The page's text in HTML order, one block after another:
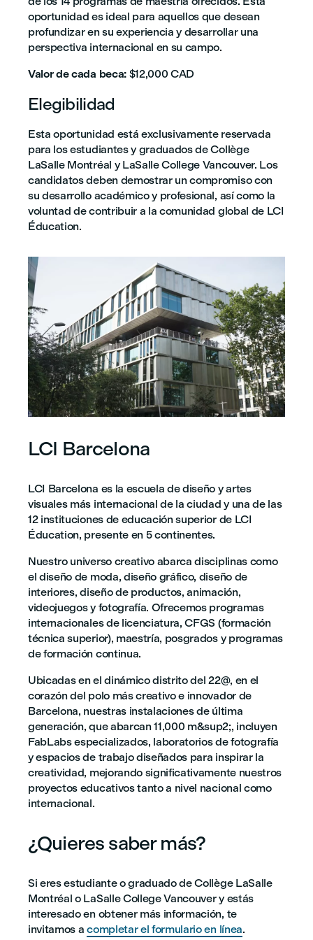
oportunidad es ideal para aquellos que desean
profundizar en su experiencia y desarrollar una
perspectiva internacional en su campo.
Valor de cada beca:$12,000 CAD
Elegibilidad
Esta oportunidad está exclusivamente reservada
para los estudiantes y graduados de Collège
LaSalle Montréal y LaSalle College Vancouver. Los
candidatos deben demostrar un compromiso con
su desarrollo académico y profesional, así como la
voluntad de contribuir a la comunidad global de LCI
Éducation.
LCI Barcelona
LCI Barcelona es la escuela de diseño y artes
visuales más internacional de la ciudad y una de las
12 instituciones de educación superior de LCI
Éducation, presente en 5 continentes.
Nuestro universo creativo abarca disciplinas como
el diseño de moda, diseño gráfico, diseño de
interiores, diseño de productos, animación,
videojuegos y fotografía. Ofrecemos programas
internacionales de licenciatura, CFGS (formación
técnica superior), maestría, posgrados y programas
de formación continua.
Ubicadas en el dinámico distrito del 22@, en el
corazón del polo más creativo e innovador de
Barcelona, nuestras instalaciones de última
generación, que abarcan 11,000 m&sup2;, incluyen
FabLabs especializados, laboratorios de fotografía
y espacios de trabajo diseñados para inspirar la
creatividad, mejorando significativamente nuestros
proyectos educativos tanto a nivel nacional como
internacional.
¿Quieres saber más?
Si eres estudiante o graduado de Collège LaSalle
Montréal o LaSalle College Vancouver y estás
interesado en obtener más información, te
invitamos acompletar el formulario en línea.